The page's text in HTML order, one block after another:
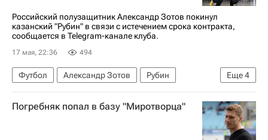
Российский полузащитник Александр Зотов покинул
казанский "Рубин" в связи с истечением срока контракта,
сообщается в Telegram-канале клуба.
17 мая, 22:36 494
Еще4
Футбол Александр Зотов
Рубин
Нижний Новгород
Спартак Москва
Трансферы в РПЛ
Трансферы
Погребняк попал в базу "Миротворца"